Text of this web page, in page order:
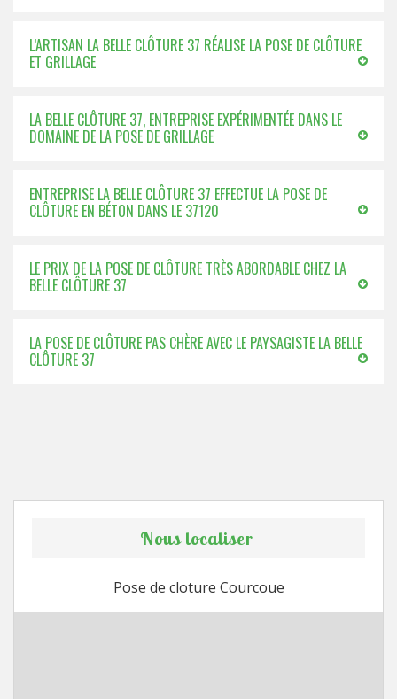
L’ARTISAN LA BELLE CLÔTURE 37 RÉALISE LA POSE DE CLÔTURE
ET GRILLAGE
LA BELLE CLÔTURE 37, ENTREPRISE EXPÉRIMENTÉE DANS LE
DOMAINE DE LA POSE DE GRILLAGE
ENTREPRISE LA BELLE CLÔTURE 37 EFFECTUE LA POSE DE
CLÔTURE EN BÉTON DANS LE 37120
LE PRIX DE LA POSE DE CLÔTURE TRÈS ABORDABLE CHEZ LA
BELLE CLÔTURE 37
LA POSE DE CLÔTURE PAS CHÈRE AVEC LE PAYSAGISTE LA BELLE
CLÔTURE 37
Nous localiser
Pose de cloture Courcoue